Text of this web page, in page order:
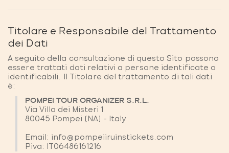
Titolare e Responsabile del Trattamento
dei Dati
A seguito della consultazione di questo Sito possono
essere trattati dati relativi a persone identificate o
identificabili. Il Titolare del trattamento di tali dati
è:
POMPEI TOUR ORGANIZER S.R.L.
Via Villa dei Misteri 1
80045 Pompei (NA) - Italy
Email: info@pompeiiruinstickets.com
Piva:
IT06486161216